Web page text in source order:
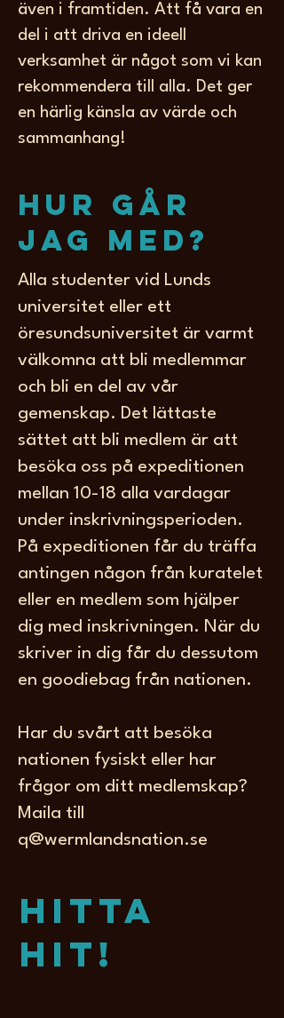
även i framtiden. Att få vara en
del i att driva en ideell
verksamhet är något som vi kan
rekommendera till alla. Det ger
en härlig känsla av värde och
sammanhang!
Hur går
jag med?
Alla studenter vid Lunds
universitet eller ett
öresundsuniversitet är varmt
välkomna att bli medlemmar
och bli en del av vår
gemenskap. Det lättaste
sättet att bli medlem är att
besöka oss på expeditionen
mellan 10-18 alla vardagar
under inskrivningsperioden.
På expeditionen får du träffa
antingen någon från kuratelet
eller en medlem som hjälper
dig med inskrivningen. När du
skriver in dig får du dessutom
en goodiebag från nationen.
Har du svårt att besöka
nationen fysiskt eller har
frågor om ditt medlemskap?
Maila till
q@wermlandsnation.se
Hitta
hit!